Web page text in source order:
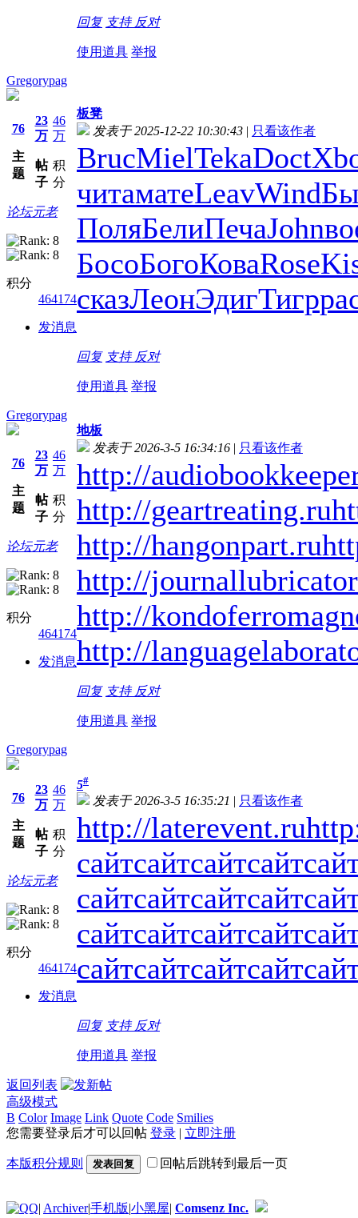
回复 支持 反对
使用道具 举报
Gregorypag
76
主
题
23
万
帖
子
46
万
积
分
论坛元老
积分
464174
发消息
板凳
发表于 2025-12-22 10:30:43 | 只看该作者
BrucMielTekaDoct
читаматеLeavWind
ПоляБелиПечаJohn
БосоБогоКоваRose
сказЛеонЭдигТигр
回复 支持 反对
使用道具 举报
Gregorypag
76
主
题
23
万
帖
子
46
万
积
分
论坛元老
积分
464174
发消息
地板
发表于 2026-3-5 16:34:16 | 只看该作者
http://
http://geartreating.ru
http://hangonpart.ru
http://
http://
http://
回复 支持 反对
使用道具 举报
Gregorypag
76
主
题
23
万
帖
子
46
万
积
分
论坛元老
积分
464174
发消息
5#
发表于 2026-3-5 16:35:21 | 只看该作者
http://laterevent.ru
сайтсайтсайтсайт
сайтсайтсайтсайт
сайтсайтсайтсайт
сайтсайтсайтсайт
回复 支持 反对
使用道具 举报
返回列表
高级模式
B Color Image Link Quote Code Smilies
您需要登录后才可以回帖 登录 | 立即注册
本版积分规则 发表回复 回帖后跳转到最后一页
| Archiver|手机版|小黑屋| Comsenz Inc.